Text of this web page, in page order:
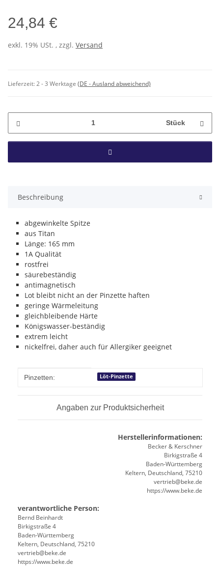
24,84 €
exkl. 19% USt. , zzgl. Versand
Lieferzeit:2 - 3 Werktage (DE - Ausland abweichend)
Stück
Beschreibung
abgewinkelte Spitze
aus Titan
Länge: 165 mm
1A Qualität
rostfrei
säurebeständig
antimagnetisch
Lot bleibt nicht an der Pinzette haften
geringe Wärmeleitung
gleichbleibende Härte
Königswasser-beständig
extrem leicht
nickelfrei, daher auch für Allergiker geeignet
Produkteigenschaft
Wert
Pinzetten: Löt-Pinzette
Angaben zur Produktsicherheit
Herstellerinformationen:
Becker & Kerschner
Birkigstraße 4
Baden-Württemberg
Keltern, Deutschland, 75210
vertrieb@beke.de
https://www.beke.de
verantwortliche Person:
Bernd Beinhardt
Birkigstraße 4
Baden-Württemberg
Keltern, Deutschland, 75210
vertrieb@beke.de
https://www.beke.de